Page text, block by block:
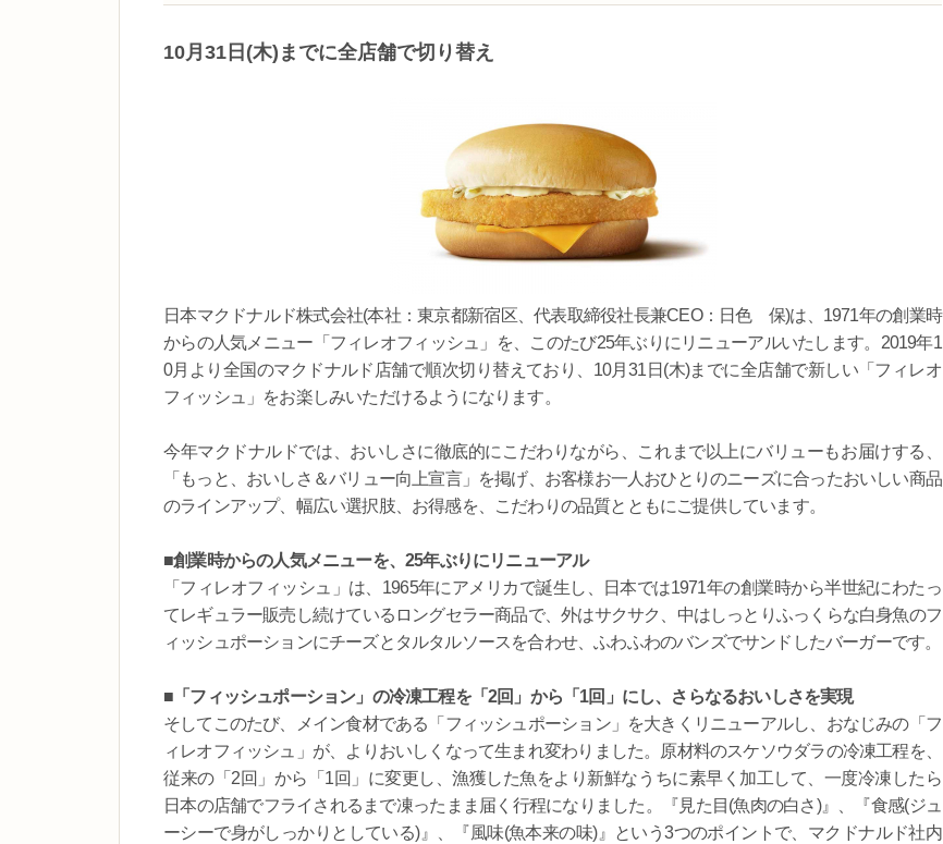
10月31日(木)までに全店舗で切り替え
日本マクドナルド株式会社(本社：東京都新宿区、代表取締役社長兼CEO：日色 保)は、1971年の創業時
からの人気メニュー「フィレオフィッシュ」を、このたび25年ぶりにリニューアルいたします。2019年1
0月より全国のマクドナルド店舗で順次切り替えており、10月31日(木)までに全店舗で新しい「フィレオ
フィッシュ」をお楽しみいただけるようになります。
今年マクドナルドでは、おいしさに徹底的にこだわりながら、これまで以上にバリューもお届けする、
「もっと、おいしさ＆バリュー向上宣言」を掲げ、お客様お一人おひとりのニーズに合ったおいしい商品
のラインアップ、幅広い選択肢、お得感を、こだわりの品質とともにご提供しています。
■創業時からの人気メニューを、25年ぶりにリニューアル
「フィレオフィッシュ」は、1965年にアメリカで誕生し、日本では1971年の創業時から半世紀にわたっ
てレギュラー販売し続けているロングセラー商品で、外はサクサク、中はしっとりふっくらな白身魚のフ
ィッシュポーションにチーズとタルタルソースを合わせ、ふわふわのバンズでサンドしたバーガーです。
■「フィッシュポーション」の冷凍工程を「2回」から「1回」にし、さらなるおいしさを実現
そしてこのたび、メイン食材である「フィッシュポーション」を大きくリニューアルし、おなじみの「フ
ィレオフィッシュ」が、よりおいしくなって生まれ変わりました。原材料のスケソウダラの冷凍工程を、
従来の「2回」から「1回」に変更し、漁獲した魚をより新鮮なうちに素早く加工して、一度冷凍したら
日本の店舗でフライされるまで凍ったまま届く行程になりました。『見た目(魚肉の白さ)』、『食感(ジュ
ーシーで身がしっかりとしている)』、『風味(魚本来の味)』という3つのポイントで、マクドナルド社内